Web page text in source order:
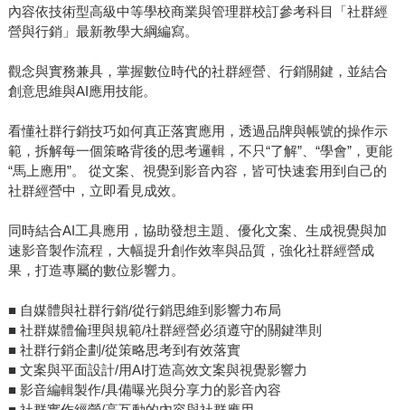
內容依技術型高級中等學校商業與管理群校訂參考科目「社群經
營與行銷」最新教學大綱編寫。
觀念與實務兼具，掌握數位時代的社群經營、行銷關鍵，並結合
創意思維與AI應用技能。
看懂社群行銷技巧如何真正落實應用，透過品牌與帳號的操作示
範，拆解每一個策略背後的思考邏輯，不只“了解”、“學會”，更能
“馬上應用”。 從文案、視覺到影音內容，皆可快速套用到自己的
社群經營中，立即看見成效。
同時結合AI工具應用，協助發想主題、優化文案、生成視覺與加
速影音製作流程，大幅提升創作效率與品質，強化社群經營成
果，打造專屬的數位影響力。
■ 自媒體與社群行銷/從行銷思維到影響力布局
■ 社群媒體倫理與規範/社群經營必須遵守的關鍵準則
■ 社群行銷企劃/從策略思考到有效落實
■ 文案與平面設計/用AI打造高效文案與視覺影響力
■ 影音編輯製作/具備曝光與分享力的影音內容